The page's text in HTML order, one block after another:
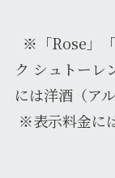
※「Rose」
ク シュトーレ
には洋酒（ア
※表示料金に